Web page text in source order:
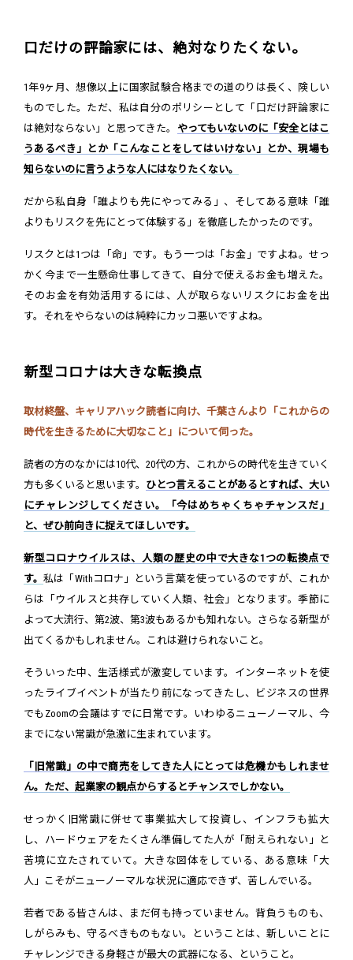
口だけの評論家には、絶対なりたくない。
1年9ヶ月、想像以上に国家試験合格までの道のりは長く、険しい
ものでした。ただ、私は自分のポリシーとして「口だけ評論家に
は絶対ならない」と思ってきた。 やってもいないのに「安全とはこ
うあるべき」とか「こんなことをしてはいけない」とか、現場も
知らないのに言うような人にはなりたくない。
だから私自身「誰よりも先にやってみる」、そしてある意味「誰
よりもリスクを先にとって体験する」を徹底したかったのです。
リスクとは1つは「命」です。もう一つは「お金」ですよね。せっ
かく今まで一生懸命仕事してきて、自分で使えるお金も増えた。
そのお金を有効活用するには、人が取らないリスクにお金を出
す。それをやらないのは純粋にカッコ悪いですよね。
新型コロナは大きな転換点
取材終盤、キャリアハック読者に向け、千葉さんより「これからの
時代を生きるために大切なこと」について伺った。
読者の方のなかには10代、20代の方、これからの時代を生きていく
方も多くいると思います。 ひとつ言えることがあるとすれば、大い
にチャレンジしてください。「今はめちゃくちゃチャンスだ」
と、ぜひ前向きに捉えてほしいです。
新型コロナウイルスは、人類の歴史の中で大きな1つの転換点で
す。私は「Withコロナ」という言葉を使っているのですが、これか
らは「ウイルスと共存していく人類、社会」となります。季節に
よって大流行、第2波、第3波もあるかも知れない。さらなる新型が
出てくるかもしれません。これは避けられないこと。
そういった中、生活様式が激変しています。インターネットを使
ったライブイベントが当たり前になってきたし、ビジネスの世界
でもZoomの会議はすでに日常です。いわゆるニューノーマル、今
までにない常識が急激に生まれています。
「旧常識」の中で商売をしてきた人にとっては危機かもしれませ
ん。ただ、起業家の観点からするとチャンスでしかない。
せっかく旧常識に併せて事業拡大して投資し、インフラも拡大
し、ハードウェアをたくさん準備してた人が「耐えられない」と
苦境に立たされていて。大きな図体をしている、ある意味「大
人」こそがニューノーマルな状況に適応できず、苦しんでいる。
若者である皆さんは、まだ何も持っていません。背負うものも、
しがらみも、守るべきものもない。ということは、新しいことに
チャレンジできる身軽さが最大の武器になる、ということ。